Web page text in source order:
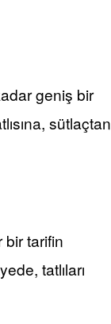
geniş bir
sütlaçtan
bir tarifin
tatlıları